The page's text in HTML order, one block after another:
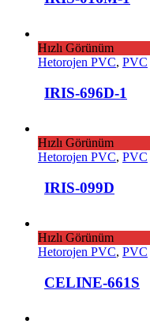
Hızlı Görünüm
Hetorojen PVC, PVC
IRIS-696D-1
Hızlı Görünüm
Hetorojen PVC, PVC
IRIS-099D
Hızlı Görünüm
Hetorojen PVC, PVC
CELINE-661S